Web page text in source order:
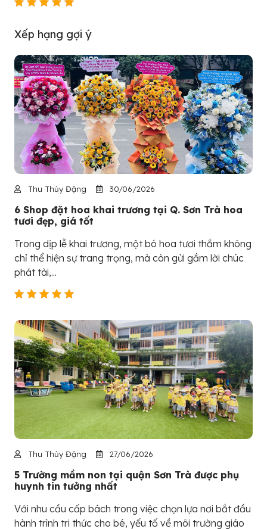
Xếp hạng gợi ý
Thu Thủy Đặng 30/06/2026
6 Shop đặt hoa khai trương tại Q. Sơn Trà hoa
tươi đẹp, giá tốt
Trong dịp lễ khai trương, một bó hoa tươi thắm không
chỉ thể hiện sự trang trọng, mà còn gửi gắm lời chúc
phát tài,...
Thu Thủy Đặng 27/06/2026
5 Trường mầm non tại quận Sơn Trà được phụ
huynh tin tưởng nhất
Với nhu cầu cấp bách trong việc chọn lựa nơi bắt đầu
hành trình tri thức cho bé, yếu tố về môi trường giáo